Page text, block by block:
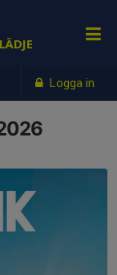
Logga in